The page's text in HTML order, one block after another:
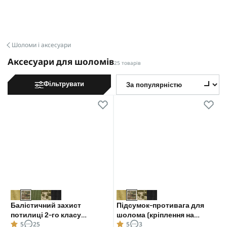
Шоломи і аксесуари
Аксесуари для шоломів25 товарів
Фільтрувати
Балістичний захист
потилиці 2-го класу
захисту. CORDURA 1000D.
5 25
Підсумок-противага для
шолома (кріплення на
тилову частину). Cordura
5 3